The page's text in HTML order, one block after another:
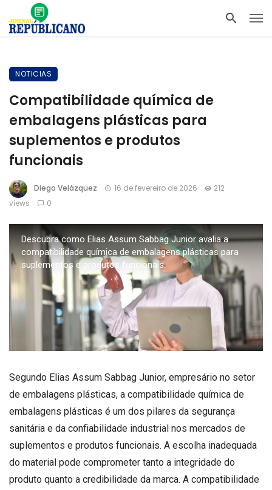
NOTICIAS
Compatibilidade química de
embalagens plásticas para
suplementos e produtos
funcionais
Diego Velázquez 16 de fevereiro de 2026
212
views
0
Descubra como Elias Assum Sabbag Junior avalia a
compatibilidade química de embalagens plásticas para
suplementos e produtos funcionais.
Segundo Elias Assum Sabbag Junior, empresário no setor
de embalagens plásticas, a compatibilidade química de
embalagens plásticas é um dos pilares da segurança
sanitária e da confiabilidade industrial nos mercados de
suplementos e produtos funcionais. A escolha inadequada
do material pode comprometer tanto a integridade do
produto quanto a credibilidade da marca. A compatibilidade